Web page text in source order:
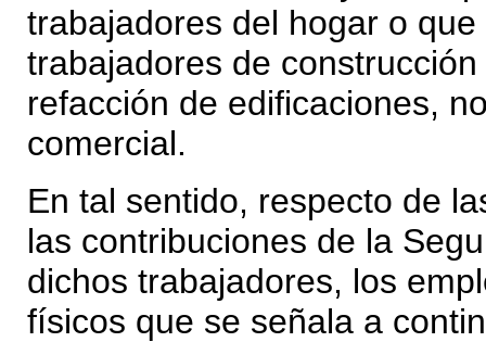
trabajadores del hogar o
trabajadores de
refacción de edificaciones,
comercial.
En tal sentido, respecto de
las contribuciones de la
dichos trabajadores, los
físicos que se señala a